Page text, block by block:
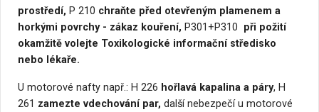
prostředí, P 210 chraňte před otevřeným plamenem a
horkými povrchy - zákaz kouření, P301+P310 při požití
okamžitě volejte Toxikologické informační středisko
nebo lékaře.
U motorové nafty např.: H 226 hořlavá kapalina a páry, H
261 zamezte vdechování par, další nebezpečí u motorové